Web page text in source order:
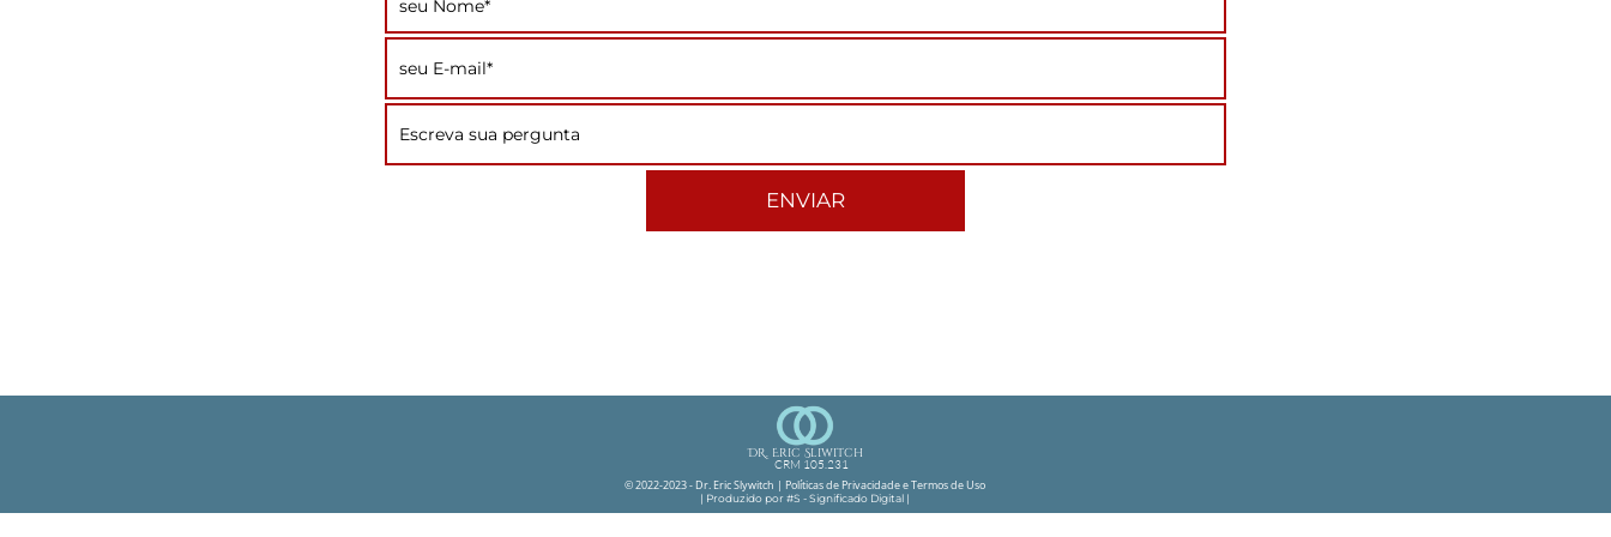
ENVIAR
DR. Eric Sliwitch
CRM 105.231
© 2022-2023 - Dr. Eric Slywitch | Políticas de Privacidade e Termos de Uso
| Produzido por #S - Significado Digital |